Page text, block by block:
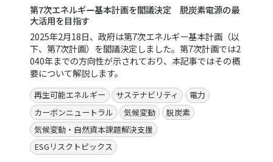
第7次エネルギー基本計画を閣議決定 脱炭素電源の最
大活用を目指す
2025年2月18日、政府は第7次エネルギー基本計画（以
下、第7次計画）を閣議決定しました。第7次計画では2
040年までの方向性が示されており、本記事ではその概
要について解説します。
再生可能エネルギー サステナビリティ
電力
カーボンニュートラル
気候変動
脱炭素
気候変動・自然資本課題解決支援
ESGリスクトピックス